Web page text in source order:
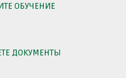
ОБУЧЕНИЕ
ДОКУМЕНТЫ